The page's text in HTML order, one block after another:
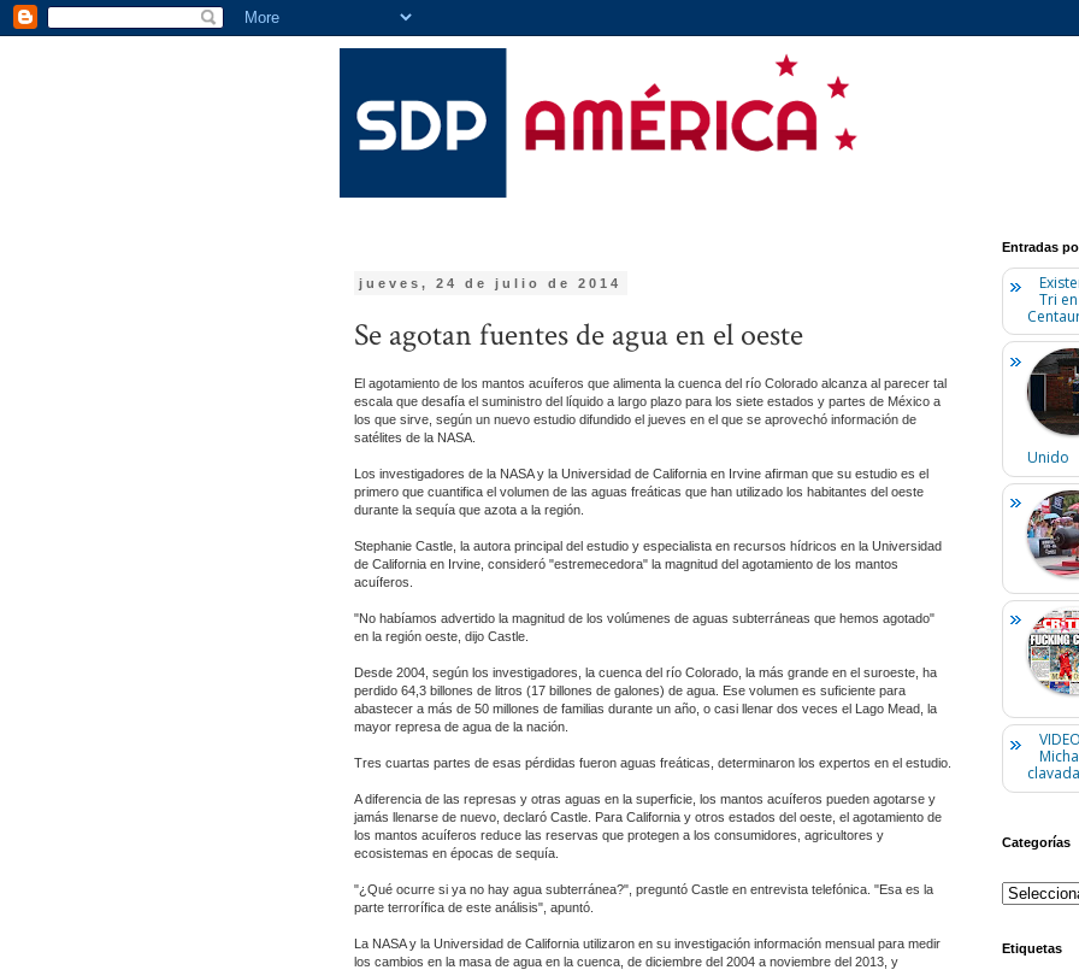
jueves, 24 de julio de 2014
Se agotan fuentes de agua en el oeste
El agotamiento de los mantos acuíferos que alimenta la cuenca del río Colorado alcanza al parecer tal
escala que desafía el suministro del líquido a largo plazo para los siete estados y partes de México a
los que sirve, según un nuevo estudio difundido el jueves en el que se aprovechó información de
satélites de la NASA.
Los investigadores de la NASA y la Universidad de California en Irvine afirman que su estudio es el
primero que cuantifica el volumen de las aguas freáticas que han utilizado los habitantes del oeste
durante la sequía que azota a la región.
Stephanie Castle, la autora principal del estudio y especialista en recursos hídricos en la Universidad
de California en Irvine, consideró "estremecedora" la magnitud del agotamiento de los mantos
acuíferos.
"No habíamos advertido la magnitud de los volúmenes de aguas subterráneas que hemos agotado"
en la región oeste, dijo Castle.
Desde 2004, según los investigadores, la cuenca del río Colorado, la más grande en el suroeste, ha
perdido 64,3 billones de litros (17 billones de galones) de agua. Ese volumen es suficiente para
abastecer a más de 50 millones de familias durante un año, o casi llenar dos veces el Lago Mead, la
mayor represa de agua de la nación.
Tres cuartas partes de esas pérdidas fueron aguas freáticas, determinaron los expertos en el estudio.
A diferencia de las represas y otras aguas en la superficie, los mantos acuíferos pueden agotarse y
jamás llenarse de nuevo, declaró Castle. Para California y otros estados del oeste, el agotamiento de
los mantos acuíferos reduce las reservas que protegen a los consumidores, agricultores y
ecosistemas en épocas de sequía.
"¿Qué ocurre si ya no hay agua subterránea?", preguntó Castle en entrevista telefónica. "Esa es la
parte terrorífica de este análisis", apuntó.
La NASA y la Universidad de California utilizaron en su investigación información mensual para medir
los cambios en la masa de agua en la cuenca, de diciembre del 2004 a noviembre del 2013, y
Entradas
Tri
Unido
Categorías
Etiquetas